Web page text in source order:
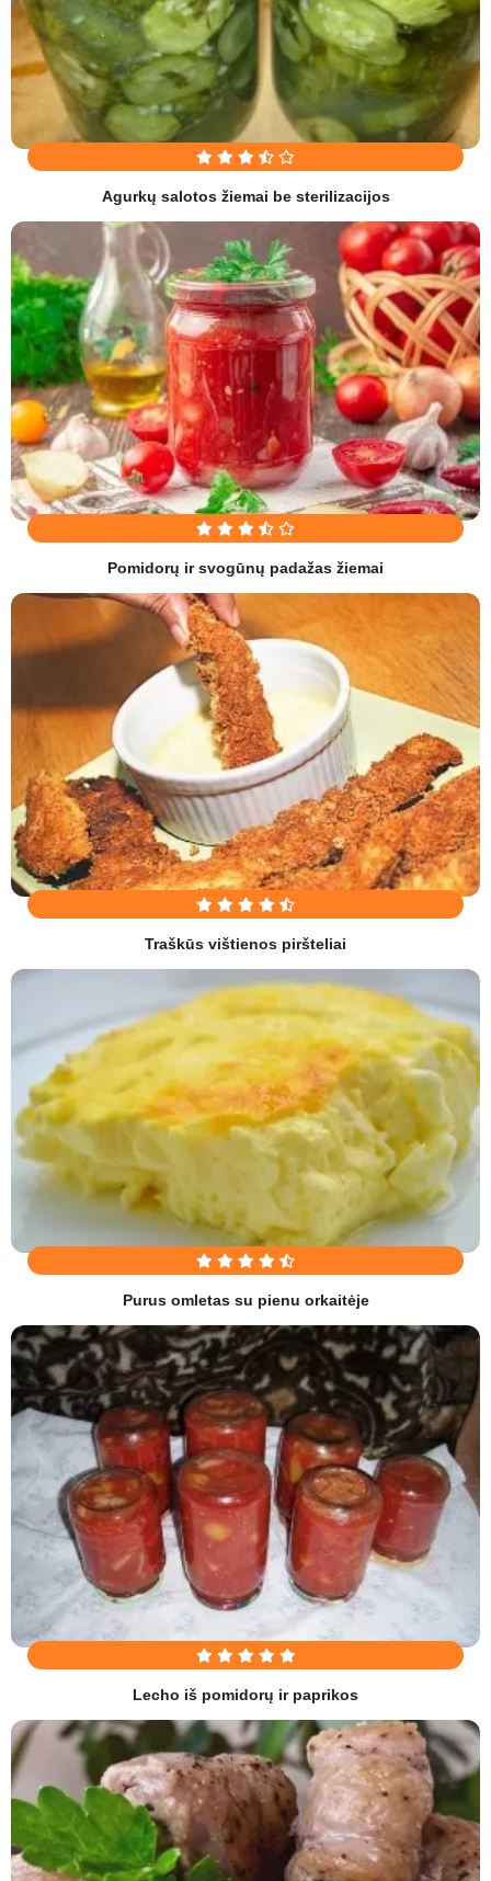
Agurkų salotos žiemai be sterilizacijos
Pomidorų ir svogūnų padažas žiemai
Traškūs vištienos piršteliai
Purus omletas su pienu orkaitėje
Lecho iš pomidorų ir paprikos